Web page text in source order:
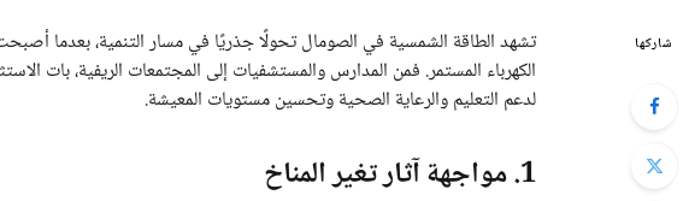
شاركها
تشهد الطاقة الشمسية في الصومال تحولًا جذريًا في مسار التنمية، بعدما أصبحت
الكهرباء المستمر. فمن المدارس والمستشفيات إلى المجتمعات الريفية، بات
لدعم التعليم والرعاية الصحية وتحسين مستويات المعيشة.
1. مواجهة آثار تغير المناخ